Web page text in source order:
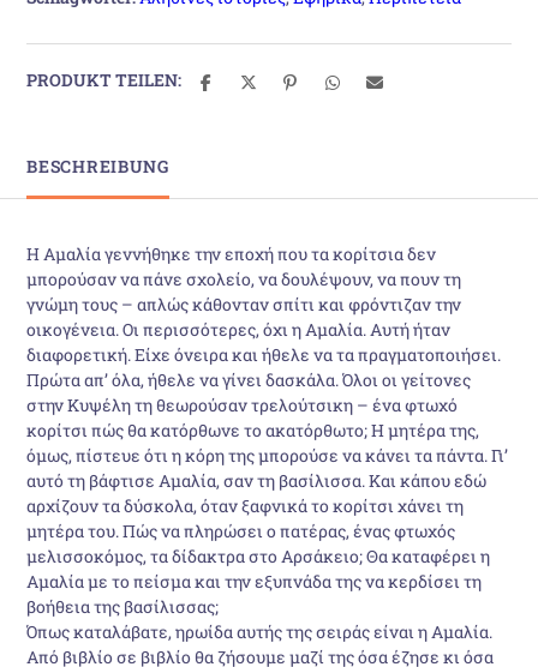
PRODUKT TEILEN:
BESCHREIBUNG
Η Αμαλία γεννήθηκε την εποχή που τα κορίτσια δεν
μπορούσαν να πάνε σχολείο, να δουλέψουν, να πουν τη
γνώμη τους – απλώς κάθονταν σπίτι και φρόντιζαν την
οικογένεια. Οι περισσότερες, όχι η Αμαλία. Αυτή ήταν
διαφορετική. Είχε όνειρα και ήθελε να τα πραγματοποιήσει.
Πρώτα απ’ όλα, ήθελε να γίνει δασκάλα. Όλοι οι γείτονες
στην Κυψέλη τη θεωρούσαν τρελούτσικη – ένα φτωχό
κορίτσι πώς θα κατόρθωνε το ακατόρθωτο; Η μητέρα της,
όμως, πίστευε ότι η κόρη της μπορούσε να κάνει τα πάντα. Γι’
αυτό τη βάφτισε Αμαλία, σαν τη βασίλισσα. Και κάπου εδώ
αρχίζουν τα δύσκολα, όταν ξαφνικά το κορίτσι χάνει τη
μητέρα του. Πώς να πληρώσει ο πατέρας, ένας φτωχός
μελισσοκόμος, τα δίδακτρα στο Αρσάκειο; Θα καταφέρει η
Αμαλία με το πείσμα και την εξυπνάδα της να κερδίσει τη
βοήθεια της βασίλισσας;
Όπως καταλάβατε, ηρωίδα αυτής της σειράς είναι η Αμαλία.
Από βιβλίο σε βιβλίο θα ζήσουμε μαζί της όσα έζησε κι όσα